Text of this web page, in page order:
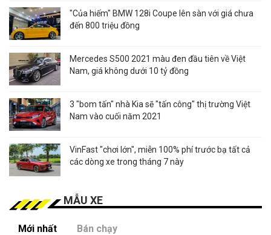
"Của hiếm" BMW 128i Coupe lên sàn với giá chưa
đến 800 triệu đồng
Mercedes S500 2021 màu đen đầu tiên về Việt
Nam, giá không dưới 10 tỷ đồng
3 "bom tấn" nhà Kia sẽ "tấn công" thị trường Việt
Nam vào cuối năm 2021
VinFast "chơi lớn", miễn 100% phí trước bạ tất cả
các dòng xe trong tháng 7 này
MẪU XE
Mới nhất Bán chạy